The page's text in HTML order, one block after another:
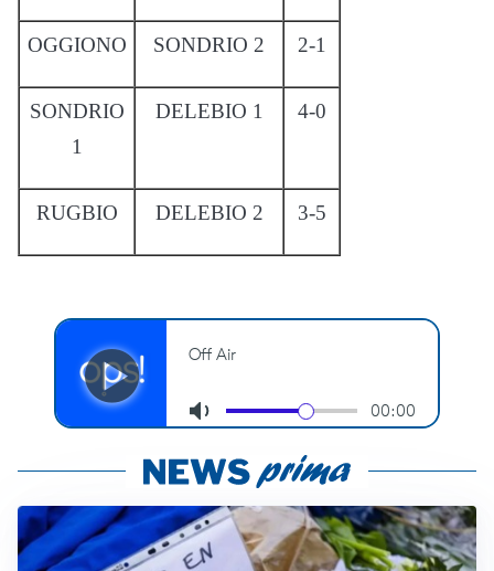
OGGIONO SONDRIO 2 2-1
SONDRIO
1
DELEBIO 1 4-0
RUGBIO DELEBIO 2 3-5